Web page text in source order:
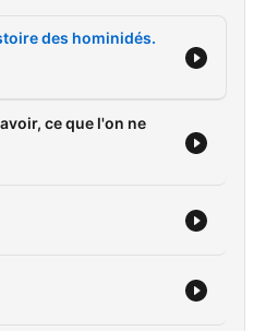
des hominidés.
ce que l'on ne